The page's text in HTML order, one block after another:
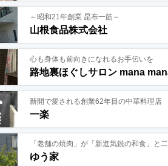
～昭和21年創業 昆布一筋～
山根食品株式会社
心も身体も前向きになれるお手伝いを
路地裏ほぐしサロン mana
新開で愛される創業62年目の中華料理店
一楽
「老舗の焼肉」が「新進気鋭の和食」と
ゆう家